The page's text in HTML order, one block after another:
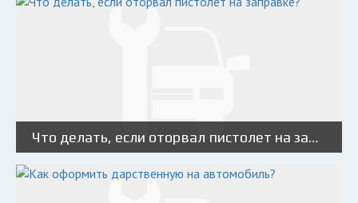
Что делать, если оторвал пистолет на заправке?